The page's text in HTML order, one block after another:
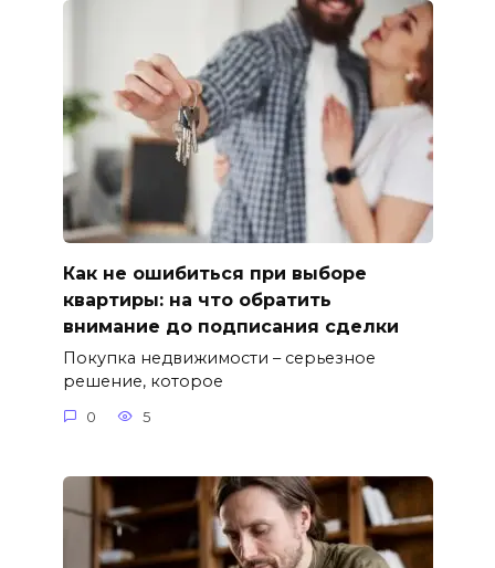
Как не ошибиться при выборе
квартиры: на что обратить
внимание до подписания сделки
Покупка недвижимости – серьезное
решение, которое
0 5